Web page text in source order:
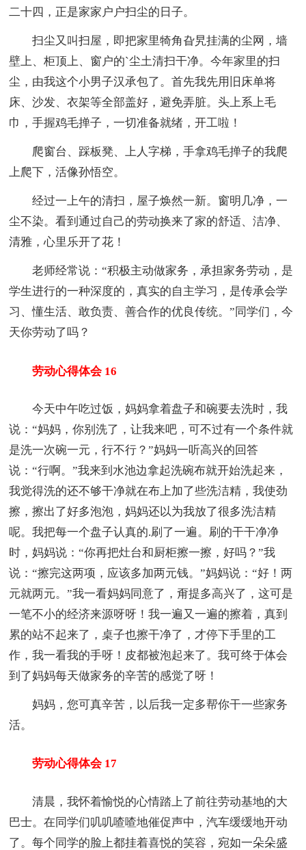
二十四，正是家家户户扫尘的日子。
扫尘又叫扫屋，即把家里犄角旮旯挂满的尘网，墙
壁上、柜顶上、窗户的`尘土清扫干净。今年家里的扫
尘，由我这个小男子汉承包了。首先我先用旧床单将
床、沙发、衣架等全部盖好，避免弄脏。头上系上毛
巾，手握鸡毛掸子，一切准备就绪，开工啦！
爬窗台、踩板凳、上人字梯，手拿鸡毛掸子的我爬
上爬下，活像孙悟空。
经过一上午的清扫，屋子焕然一新。窗明几净，一
尘不染。看到通过自己的劳动换来了家的舒适、洁净、
清雅，心里乐开了花！
老师经常说：“积极主动做家务，承担家务劳动，是
学生进行的一种深度的，真实的自主学习，是传承会学
习、懂生活、敢负责、善合作的优良传统。”同学们，今
天你劳动了吗？
劳动心得体会 16
今天中午吃过饭，妈妈拿着盘子和碗要去洗时，我
说：“妈妈，你别洗了，让我来吧，可不过有一个条件就
是洗一次碗一元，行不行？”妈妈一听高兴的回答
说：“行啊。”我来到水池边拿起洗碗布就开始洗起来，
我觉得洗的还不够干净就在布上加了些洗洁精，我使劲
擦，擦出了好多泡泡，妈妈还以为我放了很多洗洁精
呢。我把每一个盘子认真的.刷了一遍。刷的干干净净
时，妈妈说：“你再把灶台和厨柜擦一擦，好吗？”我
说：“擦完这两项，应该多加两元钱。”妈妈说：“好！两
元就两元。”我一看妈妈同意了，甭提多高兴了，这可是
一笔不小的经济来源呀呀！我一遍又一遍的擦着，真到
累的站不起来了，桌子也擦干净了，才停下手里的工
作，我一看我的手呀！皮都被泡起来了。我可终于体会
到了妈妈每天做家务的辛苦的感觉了呀！
妈妈，您可真辛苦，以后我一定多帮你干一些家务
活。
劳动心得体会 17
清晨，我怀着愉悦的心情踏上了前往劳动基地的大
巴士。在同学们叽叽喳喳地催促声中，汽车缓缓地开动
了。每个同学的脸上都挂着喜悦的笑容，宛如一朵朵盛